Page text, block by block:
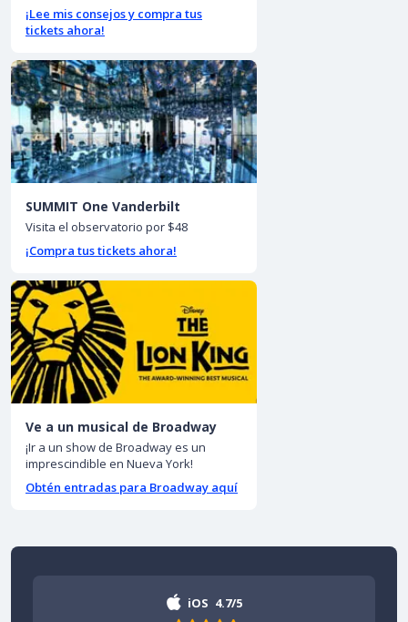
¡Lee mis consejos y compra tus
tickets ahora!
SUMMIT One Vanderbilt
Visita el observatorio por $48
¡Compra tus tickets ahora!
Ve a un musical de Broadway
¡Ir a un show de Broadway es un
imprescindible en Nueva York!
Obtén entradas para Broadway aquí
iOS 4.7/5